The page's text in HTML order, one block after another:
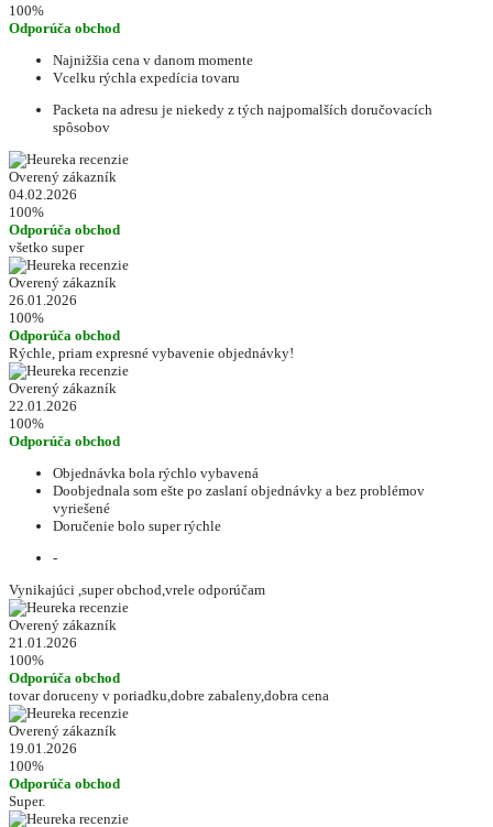
100%
Odporúča obchod
Najnižšia cena v danom momente
Vcelku rýchla expedícia tovaru
Packeta na adresu je niekedy z tých najpomalších doručovacích
spôsobov
Overený zákazník
04.02.2026
100%
Odporúča obchod
všetko super
Overený zákazník
26.01.2026
100%
Odporúča obchod
Rýchle, priam expresné vybavenie objednávky!
Overený zákazník
22.01.2026
100%
Odporúča obchod
Objednávka bola rýchlo vybavená
Doobjednala som ešte po zaslaní objednávky a bez problémov
vyriešené
Doručenie bolo super rýchle
-
Vynikajúci ,super obchod,vrele odporúčam
Overený zákazník
21.01.2026
100%
Odporúča obchod
tovar doruceny v poriadku,dobre zabaleny,dobra cena
Overený zákazník
19.01.2026
100%
Odporúča obchod
Super.